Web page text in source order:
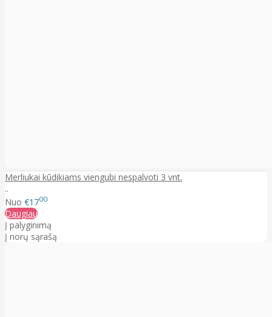
Merliukai kūdikiams viengubi nespalvoti 3 vnt.
..
Nuo €1700
Daugiau
Į palyginimą
Į norų sąrašą